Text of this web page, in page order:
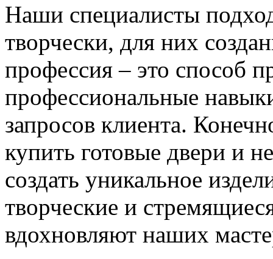
Наши специалисты
творчески, для них
профессия – это способ
профессиональные
запросов клиента.
купить готовые двери и
создать уникальное
творческие и
вдохновляют наших